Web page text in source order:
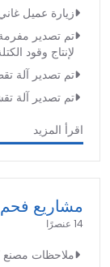
زيارة عميل
لإنتاج وقود
تم تصدير آلة
تم تصدير آلة
اقرأ المزيد
مشاريع فحم
14 عنصرًا
ملاحظات مصنع